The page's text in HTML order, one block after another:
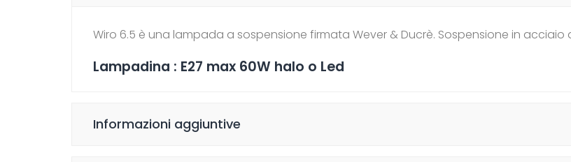
Wiro 6.5 è una lampada a sospensione firmata Wever & Ducrè. Sospensione in
Lampadina : E27 max 60W halo o Led
Informazioni aggiuntive